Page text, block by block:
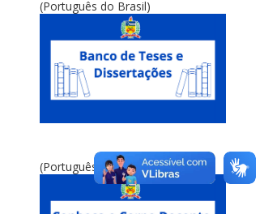
(Português do Brasil)
(Português do Brasil)